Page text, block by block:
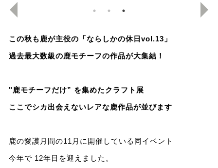
この秋も鹿が主役の「ならしかの休日vol.13」
過去最大数級の鹿モチーフの作品が大集結！
"鹿モチーフだけ” を集めたクラフト展
ここでシカ出会えないレアな鹿作品が並びます
鹿の愛護月間の11月に開催している同イベント
今年で 12年目を迎えました。